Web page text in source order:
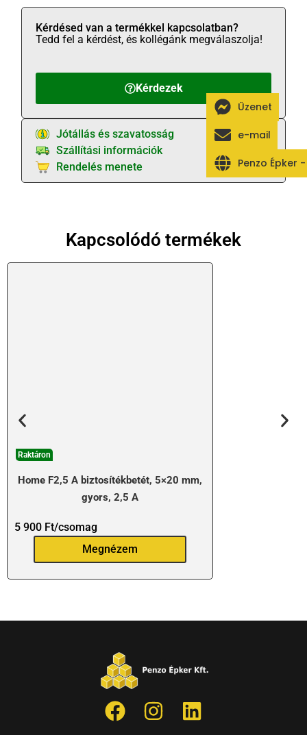
Kérdezek
Kérdésed van a termékkel kapcsolatban?
Tedd fel a kérdést, és kollégánk megválaszolja!
Jótállás és szavatosság
Szállítási információk
Rendelés menete
Kapcsolódó termékek
Raktáron
Home F2,5 A biztosítékbetét, 5×20 mm,
gyors, 2,5 A
5 900 Ft/csomag
Megnézem
Üzenet
e-mail
Penzo Épker